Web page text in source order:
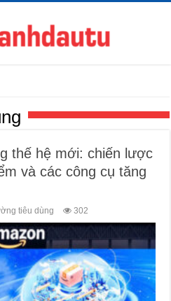
thế hệ mới: chiến lược
và các công cụ tăng
tiêu dùng 302